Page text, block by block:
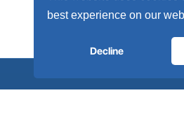
best experience on our
Decline